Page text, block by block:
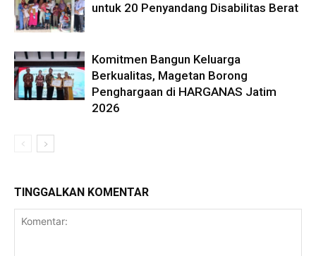
untuk 20 Penyandang Disabilitas Berat
Komitmen Bangun Keluarga
Berkualitas, Magetan Borong
Penghargaan di HARGANAS Jatim
2026
TINGGALKAN KOMENTAR